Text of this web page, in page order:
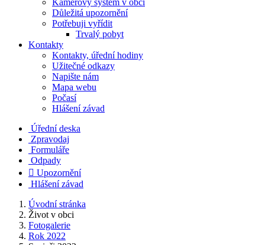
Kamerový systém v obci
Důležitá upozornění
Potřebuji vyřídit
Trvalý pobyt
Kontakty
Kontakty, úřední hodiny
Užitečné odkazy
Napište nám
Mapa webu
Počasí
Hlášení závad
Úřední deska
Zpravodaj
Formuláře
Odpady
 Upozornění
Hlášení závad
Úvodní stránka
Život v obci
Fotogalerie
Rok 2022